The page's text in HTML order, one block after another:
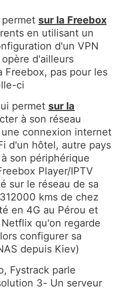
sur la Freebox
en utilisant un
d'un VPN
d'ailleurs
Freebox, pas pour les
ci
permet sur la
à son réseau
connexion internet
d'un hôtel, autre pays
son périphérique
Player/IPTV
sur le réseau de sa
kms de chez
en 4G au Pérou et
qu'on regarde
configurer sa
depuis Kiev)
Fystrack parle
3- Un serveur